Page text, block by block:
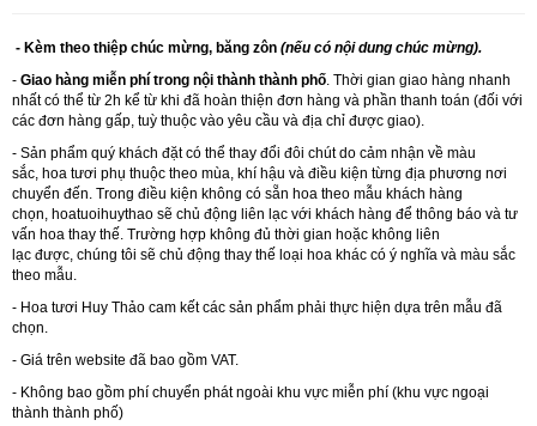
- Kèm theo thiệp chúc mừng, băng zôn (nếu có nội dung chúc mừng).
- Giao hàng miễn phí trong nội thành thành phố. Thời gian giao hàng nhanh
nhất có thể từ 2h kể từ khi đã hoàn thiện đơn hàng và phần thanh toán (đối với
các đơn hàng gấp, tuỳ thuộc vào yêu cầu và địa chỉ được giao).
- Sản phẩm quý khách đặt có thể thay đổi đôi chút do cảm nhận về màu
sắc, hoa tươi phụ thuộc theo mùa, khí hậu và điều kiện từng địa phương nơi
chuyển đến. Trong điều kiện không có sẵn hoa theo mẫu khách hàng
chọn, hoatuoihuythao sẽ chủ động liên lạc với khách hàng để thông báo và tư
vấn hoa thay thế. Trường hợp không đủ thời gian hoặc không liên
lạc được, chúng tôi sẽ chủ động thay thế loại hoa khác có ý nghĩa và màu sắc
theo mẫu.
- Hoa tươi Huy Thảo cam kết các sản phẩm phải thực hiện dựa trên mẫu đã
chọn.
- Giá trên website đã bao gồm VAT.
- Không bao gồm phí chuyển phát ngoài khu vực miễn phí (khu vực ngoại
thành thành phố)